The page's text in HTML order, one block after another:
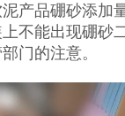
产品硼砂添加
不能出现硼砂
门的注意。